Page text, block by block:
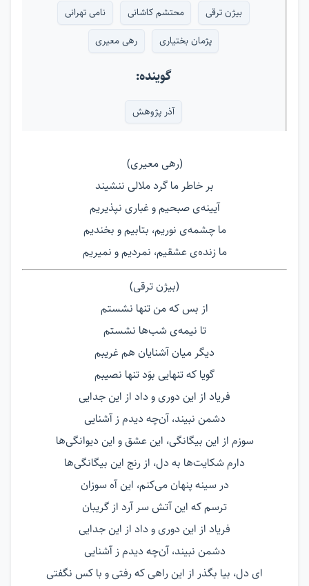
بیژن ترقی محتشم کاشانی
نامی تهرانی
پژمان بختیاری
رهی معیری
گوینده:
آذر پژوهش
(رهی معیری)
بر خاطر ما گرد ملالی ننشیند
آیینه‌ی صبحیم و غباری نپذیریم
ما چشمه‌ی نوریم، بتابیم و بخندیم
ما زنده‌ی عشقیم، نمردیم و نمیریم
(بیژن ترقی)
از بس که من تنها نشستم
تا نیمه‌ی شب‌ها نشستم
دیگر میان آشنایان هم غریبم
گویا که تنهایی بوَد تنها نصیبم
فریاد از این دوری و داد از این جدایی
دشمن نبیند، آن‌چه دیدم ز آشنایی
سوزم از این بیگانگی، این عشق و این دیوانگی‌ها
دارم شکایت‌ها به دل، از رنج این بیگانگی‌ها
در سینه پنهان می‌کنم، این آه سوزان
ترسم که این آتش سر آرد از گریبان
فریاد از این دوری و داد از این جدایی
دشمن نبیند، آن‌چه دیدم ز آشنایی
ای دل، بیا بگذر از این راهی که رفتی و با کس نگفتی